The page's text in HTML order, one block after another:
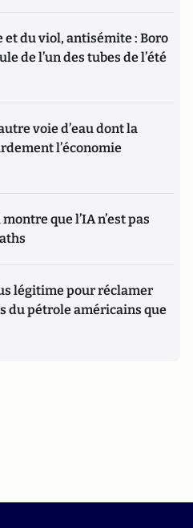
du viol, antisémite : Boro
de l’un des tubes de l’été
voie d’eau dont la
l’économie
que l’IA n’est pas
légitime pour réclamer
du pétrole américains que